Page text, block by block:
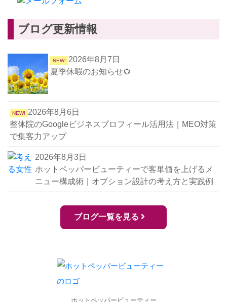
ブログ更新情報
NEW!
2026年8月7日
夏季休暇のお知らせ🌻
NEW!
2026年8月6日
整体院のGoogleビジネスプロフィール活用法｜MEO対策
で集客力アップ
2026年8月3日
ホットペッパービューティーで客単価を上げるメ
ニュー構成術｜オプション設計の考え方と実践例
ブログ一覧を見る
ホットペッパービューティー